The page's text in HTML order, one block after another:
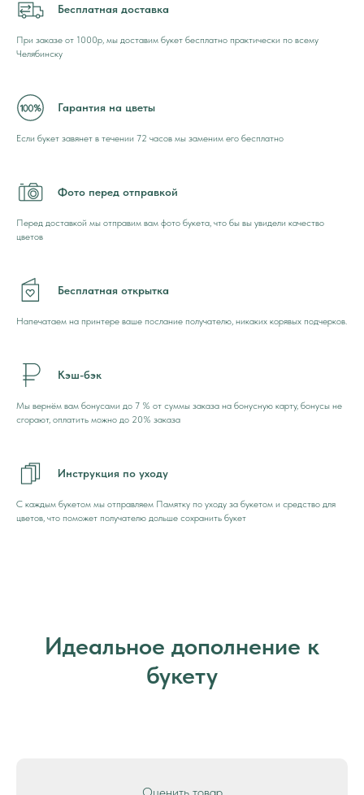
Бесплатная доставка
При заказе от 1000р, мы доставим букет бесплатно практически по всему
Челябинску
Гарантия на цветы
Если букет завянет в течении 72 часов мы заменим его бесплатно
Фото перед отправкой
Перед доставкой мы отправим вам фото букета, что бы вы увидели качество
цветов
Бесплатная открытка
Напечатаем на принтере ваше послание получателю, никаких корявых подчерков.
Кэш-бэк
Мы вернём вам бонусами до 7 % от суммы заказа на бонусную карту, бонусы не
сгорают, оплатить можно до 20% заказа
Инструкция по уходу
С каждым букетом мы отправляем Памятку по уходу за букетом и средство для
цветов, что поможет получателю дольше сохранить букет
Идеальное дополнение к
букету